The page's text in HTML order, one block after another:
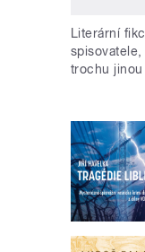
Literární
trochu